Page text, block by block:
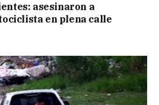
asesinaron a
en plena calle